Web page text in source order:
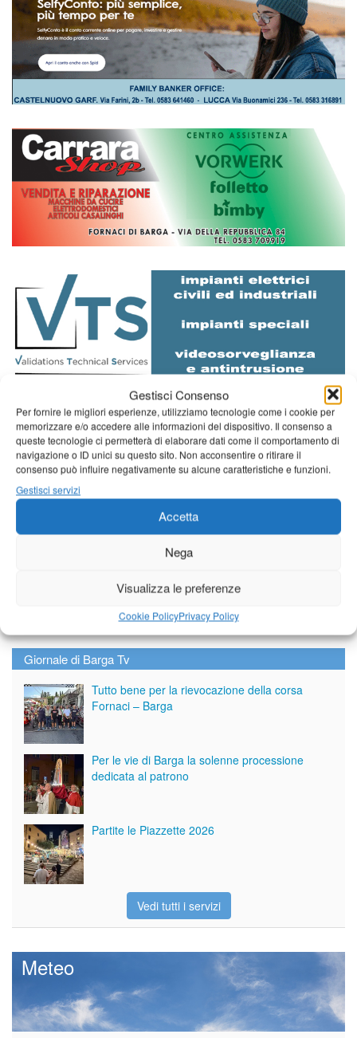
Gestisci Consenso
Per fornire le migliori esperienze, utilizziamo tecnologie come i cookie per
memorizzare e/o accedere alle informazioni del dispositivo. Il consenso a
queste tecnologie ci permetterà di elaborare dati come il comportamento di
navigazione o ID unici su questo sito. Non acconsentire o ritirare il
consenso può influire negativamente su alcune caratteristiche e funzioni.
Gestisci servizi
Accetta
Nega
Visualizza le preferenze
Cookie PolicyPrivacy Policy
Diretta NoiTv LIVE
Giornale di Barga Tv
Tutto bene per la rievocazione della corsa
Fornaci – Barga
Per le vie di Barga la solenne processione
dedicata al patrono
Partite le Piazzette 2026
Vedi tutti i servizi
Meteo